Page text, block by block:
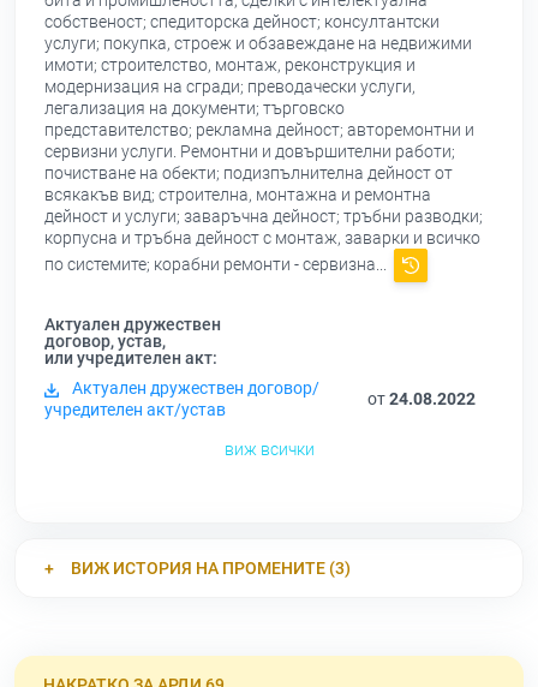
собственост; спедиторска дейност; консултантски
услуги; покупка, строеж и обзавеждане на недвижими
имоти; строителство, монтаж, реконструкция и
модернизация на сгради; преводачески услуги,
легализация на документи; търговско
представителство; рекламна дейност; авторемонтни и
сервизни услуги. Ремонтни и довършителни работи;
почистване на обекти; подизпълнителна дейност от
всякакъв вид; строителна, монтажна и ремонтна
дейност и услуги; заваръчна дейност; тръбни разводки;
корпусна и тръбна дейност с монтаж, заварки и всичко
по системите; корабни ремонти - сервизна...
Актуален дружествен
договор, устав,
или учредителен акт:
Актуален дружествен договор/
учредителен акт/устав
от24.08.2022
виж всички
ВИЖ ИСТОРИЯ НА ПРОМЕНИТЕ (3)